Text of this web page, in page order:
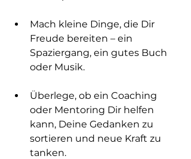
Mach kleine Dinge, die Dir
Freude bereiten – ein
Spaziergang, ein gutes Buch
oder Musik.
Überlege, ob ein Coaching
oder Mentoring Dir helfen
kann, Deine Gedanken zu
sortieren und neue Kraft zu
tanken.